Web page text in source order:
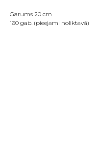
Garums 20 cm
160 gab. (pieejami noliktavā)